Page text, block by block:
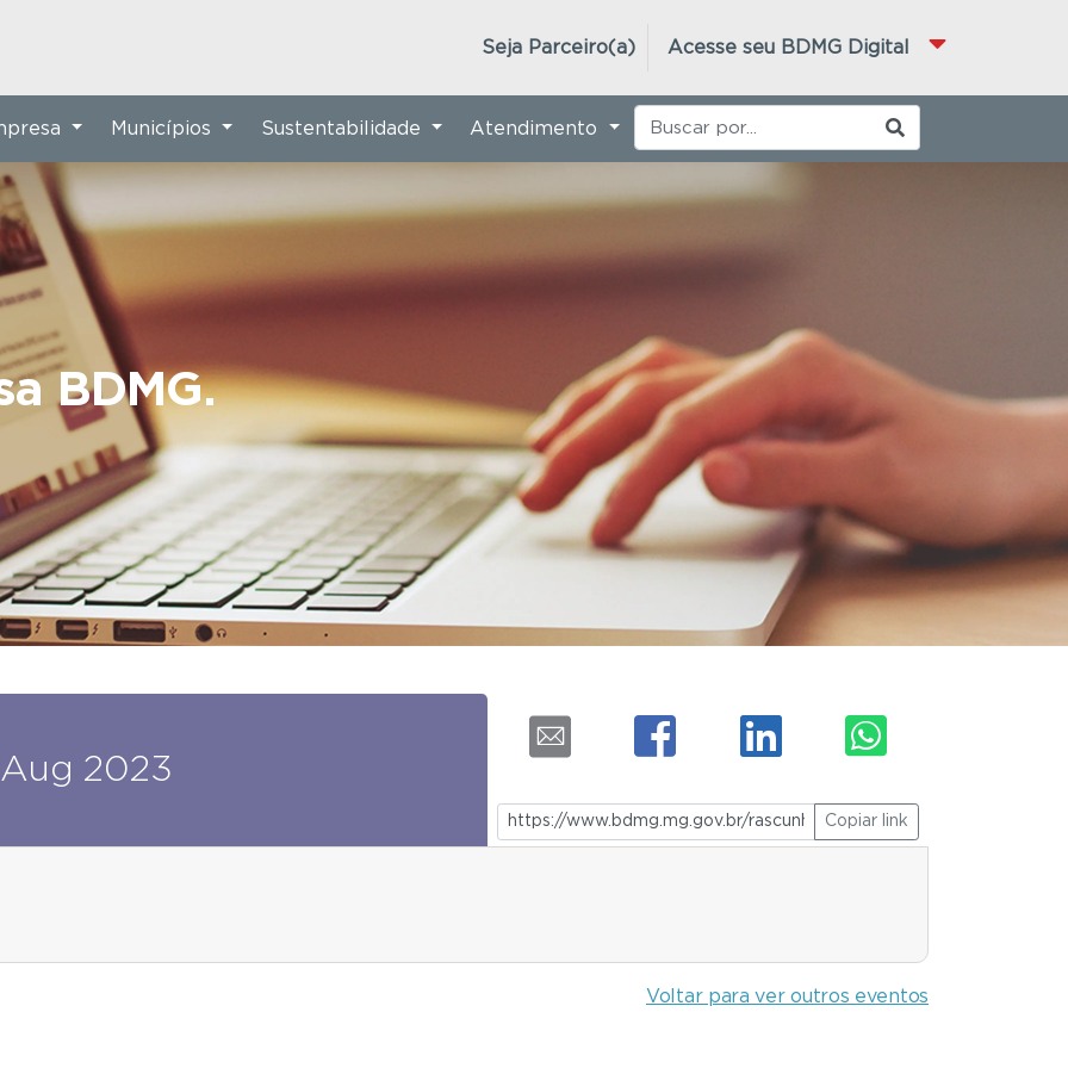
Acesse seu BDMG Digital
Seja Parceiro(a)
BDMG.
Municípios Sustentabilidade Atendimento
Aug 2023
Copiar link
Voltar para ver outros eventos